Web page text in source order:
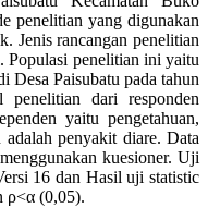
penelitian yang digunakan
Jenis rancangan penelitian
Populasi penelitian ini yaitu
Desa Paisubatu pada tahun
dari responden
yaitu pengetahuan,
penyakit diare. Data
kuesioner. Uji
16 dan Hasil uji statistic
ρ<α (0,05).